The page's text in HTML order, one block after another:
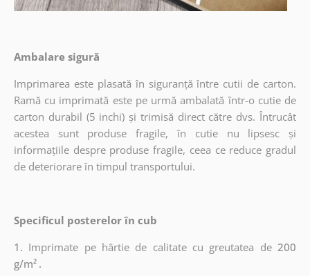
Ambalare sigură
Imprimarea este plasată în siguranță între cutii de carton.
Ramă cu imprimată este pe urmă ambalată într-o cutie de
carton durabil (5 inchi) și trimisă direct către dvs. Întrucât
acestea sunt produse fragile, în cutie nu lipsesc și
informațiile despre produse fragile, ceea ce reduce gradul
de deteriorare în timpul transportului.
Specificul posterelor în cub
1. Imprimate pe hârtie de calitate cu greutatea de200
g/m² .